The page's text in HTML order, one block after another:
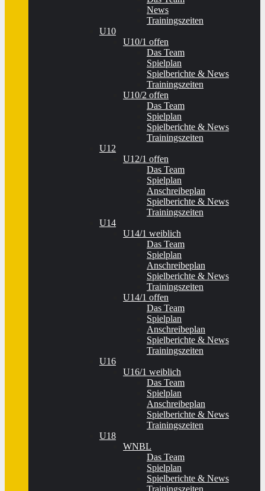
News
Trainingszeiten
U10
U10/1 offen
Das Team
Spielplan
Spielberichte & News
Trainingszeiten
U10/2 offen
Das Team
Spielplan
Spielberichte & News
Trainingszeiten
U12
U12/1 offen
Das Team
Spielplan
Anschreibeplan
Spielberichte & News
Trainingszeiten
U14
U14/1 weiblich
Das Team
Spielplan
Anschreibeplan
Spielberichte & News
Trainingszeiten
U14/1 offen
Das Team
Spielplan
Anschreibeplan
Spielberichte & News
Trainingszeiten
U16
U16/1 weiblich
Das Team
Spielplan
Anschreibeplan
Spielberichte & News
Trainingszeiten
U18
WNBL
Das Team
Spielplan
Spielberichte & News
Trainingszeiten